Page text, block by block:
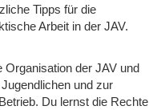
Tipps für die
Arbeit in der JAV.
Organisation der JAV und
und zur
Du lernst die Rechte